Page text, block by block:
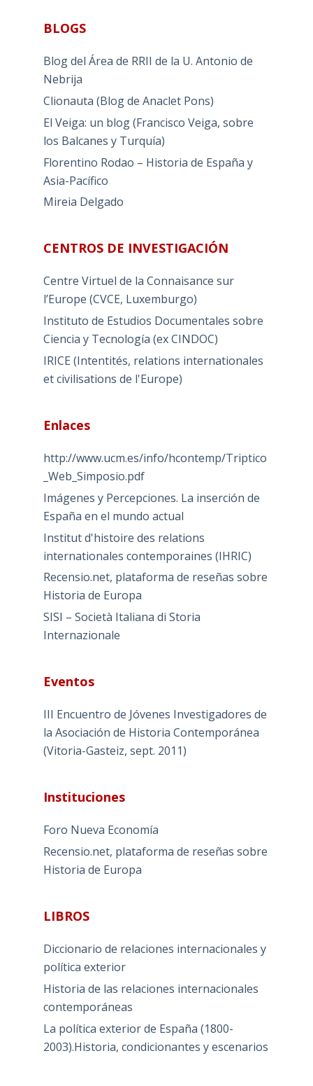
BLOGS
Blog del Área de RRII de la U. Antonio de
Nebrija
Clionauta (Blog de Anaclet Pons)
El Veiga: un blog (Francisco Veiga, sobre
los Balcanes y Turquía)
Florentino Rodao – Historia de España y
Asia-Pacífico
Mireia Delgado
CENTROS DE INVESTIGACIÓN
Centre Virtuel de la Connaisance sur
l’Europe (CVCE, Luxemburgo)
Instituto de Estudios Documentales sobre
Ciencia y Tecnología (ex CINDOC)
IRICE (Intentités, relations internationales
et civilisations de l'Europe)
Enlaces
http://www.ucm.es/info/hcontemp/Triptico
_Web_Simposio.pdf
Imágenes y Percepciones. La inserción de
España en el mundo actual
Institut d'histoire des relations
internationales contemporaines (IHRIC)
Recensio.net, plataforma de reseñas sobre
Historia de Europa
SISI – Società Italiana di Storia
Internazionale
Eventos
III Encuentro de Jóvenes Investigadores de
la Asociación de Historia Contemporánea
(Vitoria-Gasteiz, sept. 2011)
Instituciones
Foro Nueva Economía
Recensio.net, plataforma de reseñas sobre
Historia de Europa
LIBROS
Diccionario de relaciones internacionales y
política exterior
Historia de las relaciones internacionales
contemporáneas
La política exterior de España (1800-
2003).Historia, condicionantes y escenarios